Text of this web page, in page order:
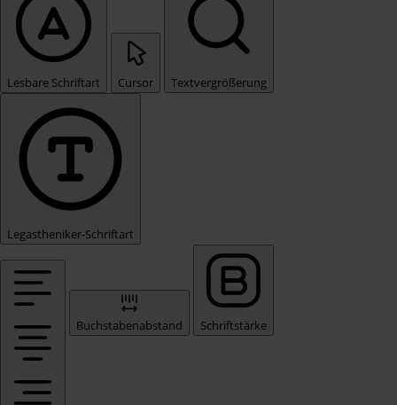
Lesbare Schriftart Cursor Textvergrößerung
Legastheniker-Schriftart
Buchstabenabstand Schriftstärke